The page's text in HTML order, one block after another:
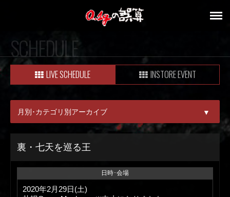
SCHEDULE
LIVE SCHEDULE INSTORE EVENT
月別･カテゴリ別アーカイブ ▼
ALL
09月
裏・七天を巡る王
日時･会場
2020年2月29日(土)